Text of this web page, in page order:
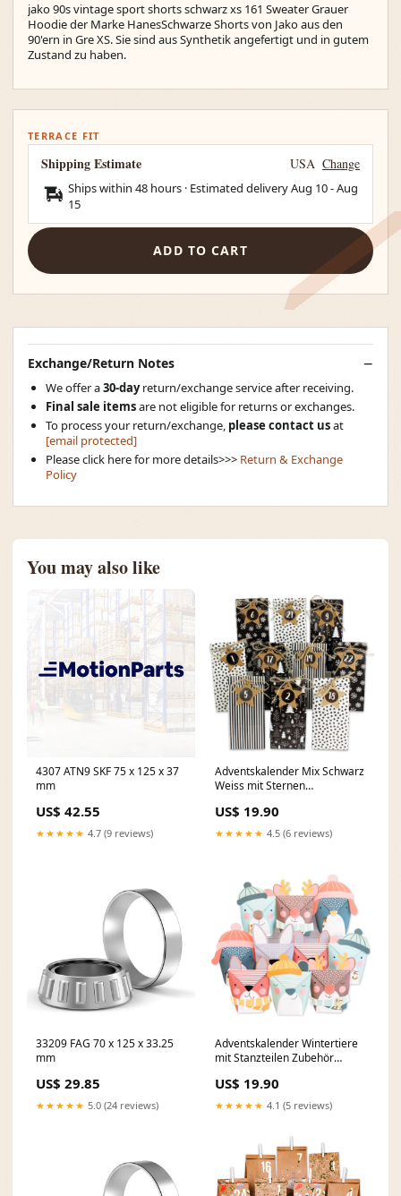
jako 90s vintage sport shorts schwarz xs 161 Sweater Grauer
Hoodie der Marke HanesSchwarze Shorts von Jako aus den
90'ern in Gre XS. Sie sind aus Synthetik angefertigt und in gutem
Zustand zu haben.
TERRACE FIT
Shipping Estimate USA Change
Ships within 48 hours · Estimated deliveryAug 10-Aug
15
ADD TO CART
Exchange/Return Notes
We offer a30-dayreturn/exchange service after receiving.
Final sale itemsare not eligible for returns or exchanges.
To process your return/exchange, please contact usat
[email protected]
Please click here for more details>>> Return & Exchange
Policy
You may also like
4307 ATN9 SKF 75 x 125 x 37
mm
US$ 42.55
★★★★★ 4.7 (9 reviews)
Adventskalender Mix Schwarz
Weiss mit Sternen
US$ 19.90
★★★★★ 4.5 (6 reviews)
33209 FAG 70 x 125 x 33.25
mm
US$ 29.85
★★★★★ 5.0 (24 reviews)
Adventskalender Wintertiere
mit Stanzteilen Zubehör
US$ 19.90
★★★★★ 4.1 (5 reviews)